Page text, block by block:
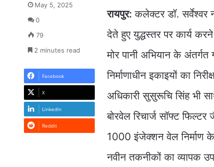
रायपुर: कलेक्टर डॉ. सर्वेश्वर
देते हुए युद्धस्तर पर कार्य
मोर पानी अभियान के
निर्माणाधीन इकाइयों का
अधिकारी सुसुरूचि सिंह भी
बोरवेल रिचार्ज सॉफ्ट
1000 इंजेक्शन वेल निर्माण
नवीन तकनीकों का व्यापक
May 5, 2025
0
79
2 minutes read
Facebook
X
LinkedIn
Reddit